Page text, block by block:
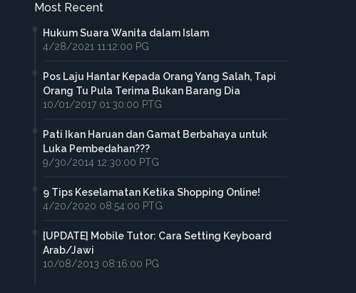
Most Recent
Hukum Suara Wanita dalam Islam
4/28/2021 11:12:00 PG
Pos Laju Hantar Kepada Orang Yang Salah, Tapi
Orang Tu Pula Terima Bukan Barang Dia
10/01/2017 01:30:00 PTG
Pati Ikan Haruan dan Gamat Berbahaya untuk
Luka Pembedahan???
9/30/2014 12:30:00 PTG
9 Tips Keselamatan Ketika Shopping Online!
4/20/2020 08:54:00 PTG
[UPDATE] Mobile Tutor: Cara Setting Keyboard
Arab/Jawi
10/08/2013 08:16:00 PG